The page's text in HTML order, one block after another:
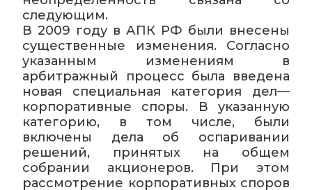
следующим.
В 2009 году в АПК РФ были внесены
существенные изменения. Согласно
указанным изменениям в
арбитражный процесс была введена
новая специальная категория дел—
корпоративные споры. В указанную
категорию, в том числе, были
включены дела об оспаривании
решений, принятых на общем
собрании акционеров. При этом
рассмотрение корпоративных споров